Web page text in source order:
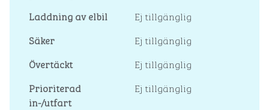
Laddning av elbil
Ej tillgänglig
Säker
Ej tillgänglig
Övertäckt
Ej tillgänglig
Prioriterad
in-/utfart
Ej tillgänglig